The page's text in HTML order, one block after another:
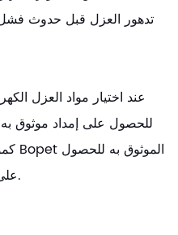
تدهور العزل قبل حدوث فشل
عند اختيار مواد العزل
على حلول عزل كهربائي عالية الأداء.